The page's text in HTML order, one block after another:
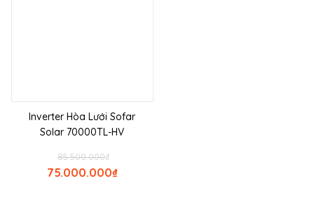
Inverter Hòa Lưới Sofar
Solar 70000TL-HV
₫
85.500.000
₫
75.000.000